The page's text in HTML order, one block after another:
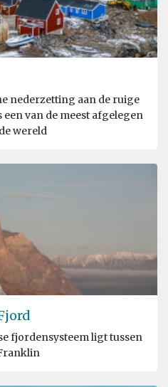
nederzetting aan de ruige
van de meest afgelegen
wereld
fjordensysteem ligt tussen